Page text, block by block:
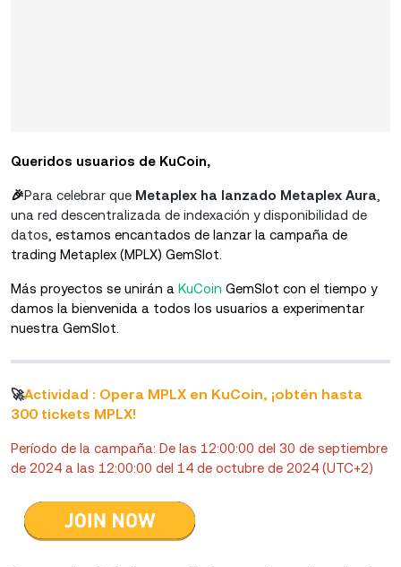
Queridos usuarios de KuCoin,
🎉Para celebrar que Metaplex ha lanzado Metaplex Aura
una red descentralizada de indexación y disponibilidad de
datos, estamos encantados de lanzar la campaña de
trading Metaplex (MPLX) GemSlot.
Más proyectos se unirán a KuCoin GemSlot con el tiempo y
damos la bienvenida a todos los usuarios a experimentar
nuestra GemSlot.
🚀Actividad : Opera MPLX en KuCoin, ¡obtén hasta
300 tickets MPLX!
Período de la campaña: De las 12:00:00 del 30 de septiembre
de 2024 a las 12:00:00 del 14 de octubre de 2024 (UTC+2)